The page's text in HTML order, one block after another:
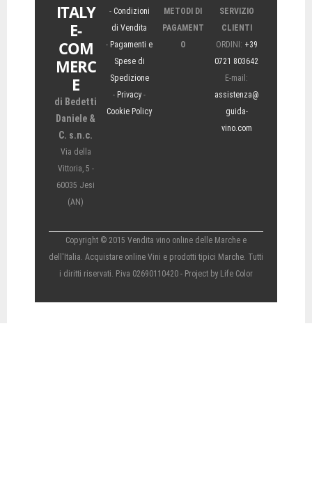
ITALY
E-
COM
MERC
E
di Bedetti
Daniele &
C. s.n.c.
Via della
Vittoria, 5 -
60035 Jesi
(AN)
- Condizioni
di Vendita
- Pagamenti e
Spese di
Spedizione
- Privacy -
Cookie Policy
METODI DI
PAGAMENT
O
SERVIZIO
CLIENTI
ORDINI: +39
0721 803642
E-mail:
assistenza@
guida-
vino.com
Copyright © 2015 Vendita vino online delle Marche e
dell'Italia. Acquistare online Vini e prodotti tipici Marche. Tutti
i diritti riservati. P.iva 02690110420 - Project by Life Color